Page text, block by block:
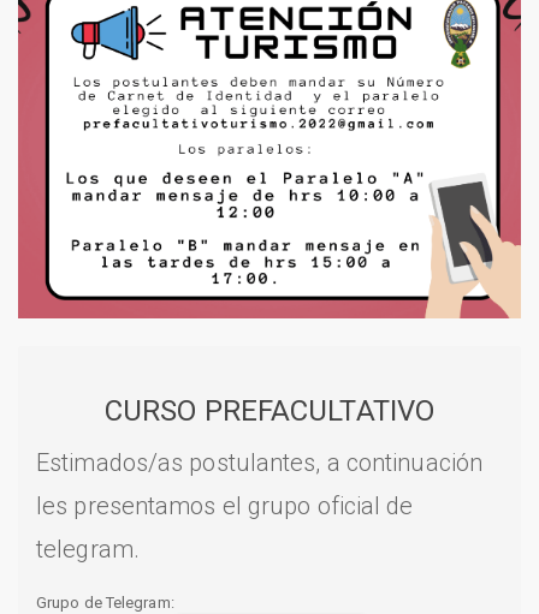
CURSO PREFACULTATIVO
Estimados/as postulantes, a continuación
les presentamos el grupo oficial de
telegram.
Grupo de Telegram: